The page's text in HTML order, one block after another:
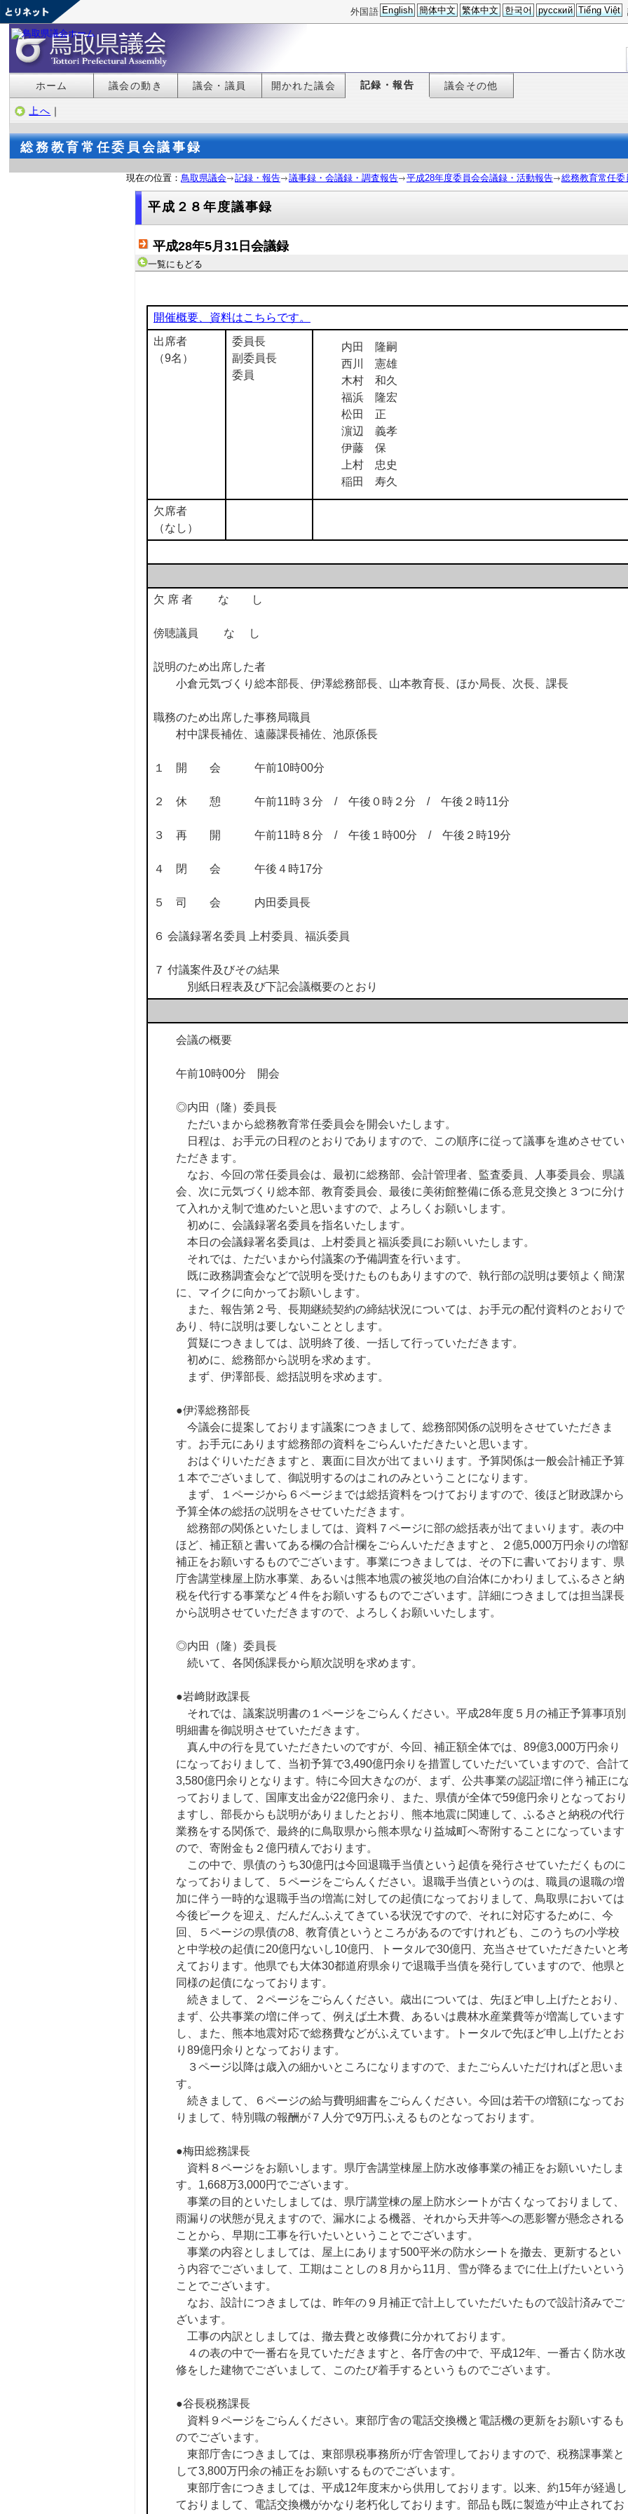
外国語 English 簡体中文 繁体中文 한국어 русский Tiếng Việt
ホーム 議会の動き 議会・議員 開かれた議会 記録・報告 議会その他
上へ ｜
総務教育常任委員会議事録
現在の位置： 鳥取県議会 記録・報告 議事録・会議録・調査報告 平成28年度委員会会議録・活動報告 総務教育常任委
平成２８年度議事録
平成28年5月31日会議録
一覧にもどる
開催概要、資料はこちらです。
出席者
（9名）
委員長
副委員長
委員
内田 隆嗣
西川 憲雄
木村 和久
福浜 隆宏
松田 正
濵辺 義孝
伊藤 保
上村 忠史
稲田 寿久
欠席者
（なし）
欠 席 者 な し
傍聴議員 な し
説明のため出席した者
小倉元気づくり総本部長、伊澤総務部長、山本教育長、ほか局長、次長、課長
職務のため出席した事務局職員
村中課長補佐、遠藤課長補佐、池原係長
１ 開 会 午前10時00分
２ 休 憩 午前11時３分 / 午後０時２分 / 午後２時11分
３ 再 開 午前11時８分 / 午後１時00分 / 午後２時19分
４ 閉 会 午後４時17分
５ 司 会 内田委員長
６ 会議録署名委員 上村委員、福浜委員
７ 付議案件及びその結果
別紙日程表及び下記会議概要のとおり
会議の概要
午前10時00分 開会
◎内田（隆）委員長
ただいまから総務教育常任委員会を開会いたします。
日程は、お手元の日程のとおりでありますので、この順序に従って議事を進めさせてい
ただきます。
なお、今回の常任委員会は、最初に総務部、会計管理者、監査委員、人事委員会、県議
会、次に元気づくり総本部、教育委員会、最後に美術館整備に係る意見交換と３つに分け
て入れかえ制で進めたいと思いますので、よろしくお願いします。
初めに、会議録署名委員を指名いたします。
本日の会議録署名委員は、上村委員と福浜委員にお願いいたします。
それでは、ただいまから付議案の予備調査を行います。
既に政務調査会などで説明を受けたものもありますので、執行部の説明は要領よく簡潔
に、マイクに向かってお願いします。
また、報告第２号、長期継続契約の締結状況については、お手元の配付資料のとおりで
あり、特に説明は要しないこととします。
質疑につきましては、説明終了後、一括して行っていただきます。
初めに、総務部から説明を求めます。
まず、伊澤部長、総括説明を求めます。
●伊澤総務部長
今議会に提案しております議案につきまして、総務部関係の説明をさせていただきま
す。お手元にあります総務部の資料をごらんいただきたいと思います。
おはぐりいただきますと、裏面に目次が出てまいります。予算関係は一般会計補正予算
１本でございまして、御説明するのはこれのみということになります。
まず、１ページから６ページまでは総括資料をつけておりますので、後ほど財政課から
予算全体の総括の説明をさせていただきます。
総務部の関係といたしましては、資料７ページに部の総括表が出てまいります。表の中
ほど、補正額と書いてある欄の合計欄をごらんいただきますと、２億5,000万円余りの増
補正をお願いするものでございます。事業につきましては、その下に書いております、県
庁舎講堂棟屋上防水事業、あるいは熊本地震の被災地の自治体にかわりましてふるさと納
税を代行する事業など４件をお願いするものでございます。詳細につきましては担当課長
から説明させていただきますので、よろしくお願いいたします。
◎内田（隆）委員長
続いて、各関係課長から順次説明を求めます。
●岩﨑財政課長
それでは、議案説明書の１ページをごらんください。平成28年度５月の補正予算事項別
明細書を御説明させていただきます。
真ん中の行を見ていただきたいのですが、今回、補正額全体では、89億3,000万円余り
になっておりまして、当初予算で3,490億円余りを措置していただいていますので、合計
3,580億円余りとなります。特に今回大きなのが、まず、公共事業の認証増に伴う補正に
っておりまして、国庫支出金が22億円余り、また、県債が全体で59億円余りとなっており
ますし、部長からも説明がありましたとおり、熊本地震に関連して、ふるさと納税の代行
業務をする関係で、最終的に鳥取県から熊本県なり益城町へ寄附することになっています
ので、寄附金も２億円積んでおります。
この中で、県債のうち30億円は今回退職手当債という起債を発行させていただくものに
なっておりまして、５ページをごらんください。退職手当債というのは、職員の退職の増
加に伴う一時的な退職手当の増嵩に対しての起債になっておりまして、鳥取県においては
今後ピークを迎え、だんだんふえてきている状況ですので、それに対応するために、今
回、５ページの県債の8、教育債というところがあるのですけれども、このうちの小学校
と中学校の起債に20億円ないし10億円、トータルで30億円、充当させていただきたいと考
えております。他県でも大体30都道府県余りで退職手当債を発行していますので、他県と
同様の起債になっております。
続きまして、２ページをごらんください。歳出については、先ほど申し上げたとおり、
まず、公共事業の増に伴って、例えば土木費、あるいは農林水産業費等が増嵩しています
し、また、熊本地震対応で総務費などがふえています。トータルで先ほど申し上げたとお
り89億円余りとなっております。
３ページ以降は歳入の細かいところになりますので、またごらんいただければと思いま
す。
続きまして、６ページの給与費明細書をごらんください。今回は若干の増額になってお
りまして、特別職の報酬が７人分で9万円ふえるものとなっております。
●梅田総務課長
資料８ページをお願いします。県庁舎講堂棟屋上防水改修事業の補正をお願いいたしま
す。1,668万3,000円でございます。
事業の目的といたしましては、県庁講堂棟の屋上防水シートが古くなっておりまして、
雨漏りの状態が見えますので、漏水による機器、それから天井等への悪影響が懸念される
ことから、早期に工事を行いたいということでございます。
事業の内容としましては、屋上にあります500平米の防水シートを撤去、更新するとい
う内容でございまして、工期はことしの８月から11月、雪が降るまでに仕上げたいという
ことでございます。
なお、設計につきましては、昨年の９月補正で計上していただいたもので設計済みでご
ざいます。
工事の内訳としましては、撤去費と改修費に分かれております。
４の表の中で一番右を見ていただきますと、各庁舎の中で、平成12年、一番古く防水改
修をした建物でございまして、このたび着手するというものでございます。
●谷長税務課長
資料９ページをごらんください。東部庁舎の電話交換機と電話機の更新をお願いするも
のでございます。
東部庁舎につきましては、東部県税事務所が庁舎管理しておりますので、税務課事業と
して3,800万円余の補正をお願いするものでございます。
東部庁舎につきましては、平成12年度末から供用しております。以来、約15年が経過し
ておりまして、電話交換機がかなり老朽化しております。部品も既に製造が中止されてお